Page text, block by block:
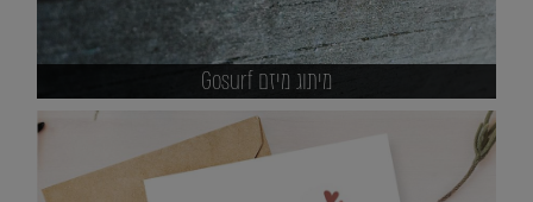
מיתוג מיזם Gosurf